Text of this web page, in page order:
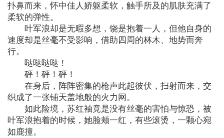
扑鼻而来，怀中佳人娇躯柔软，触手所及的肌肤充满了
柔软的弹性。
叶军浪却是无暇多想，饶是抱着一人，但他自身的
速度却是丝毫不受影响，借助四周的林木、地势而奔
行。
哒哒哒哒！
砰！砰！砰！
在身后，阵阵密集的枪声此起彼伏，扫射而来，交
织成了一张铺天盖地般的火力网。
如此险境，苏红袖竟是没有丝毫的害怕与惊恐，被
叶军浪抱着的时候，她脸颊一红，有些滚烫，一颗心宛
如鹿撞。